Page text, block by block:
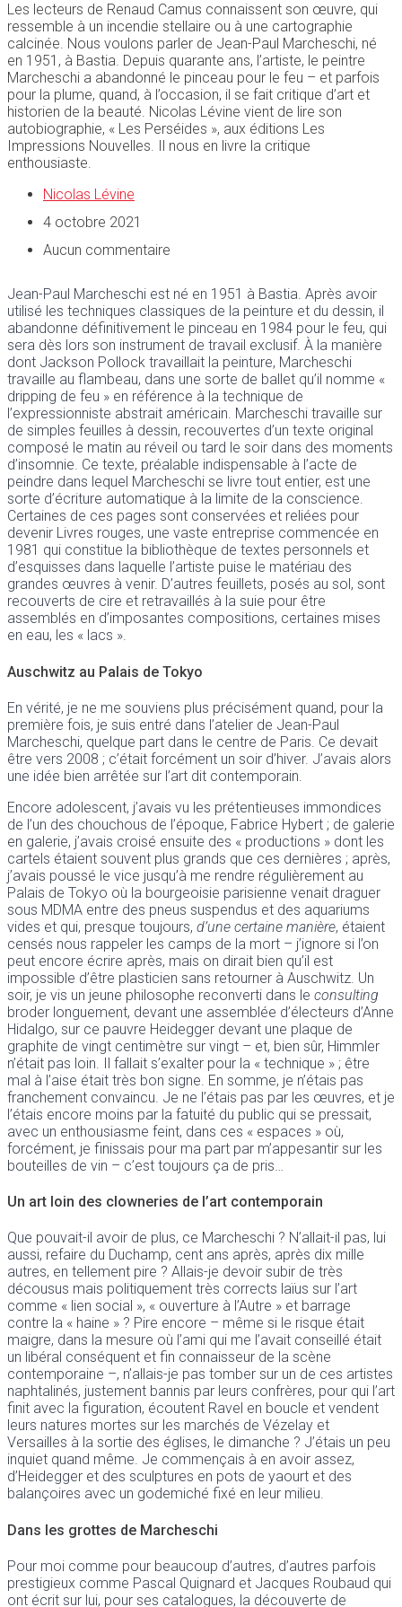
Les lecteurs de Renaud Camus connaissent son œuvre, qui
ressemble à un incendie stellaire ou à une cartographie
calcinée. Nous voulons parler de Jean-Paul Marcheschi, né
en 1951, à Bastia. Depuis quarante ans, l’artiste, le peintre
Marcheschi a abandonné le pinceau pour le feu – et parfois
pour la plume, quand, à l’occasion, il se fait critique d’art et
historien de la beauté. Nicolas Lévine vient de lire son
autobiographie, « Les Perséides », aux éditions Les
Impressions Nouvelles. Il nous en livre la critique
enthousiaste.
Nicolas Lévine
4 octobre 2021
Aucun commentaire
Jean-Paul Marcheschi est né en 1951 à Bastia. Après avoir
utilisé les techniques classiques de la peinture et du dessin, il
abandonne définitivement le pinceau en 1984 pour le feu, qui
sera dès lors son instrument de travail exclusif. À la manière
dont Jackson Pollock travaillait la peinture, Marcheschi
travaille au flambeau, dans une sorte de ballet qu’il nomme «
dripping de feu » en référence à la technique de
l’expressionniste abstrait américain. Marcheschi travaille sur
de simples feuilles à dessin, recouvertes d’un texte original
composé le matin au réveil ou tard le soir dans des moments
d’insomnie. Ce texte, préalable indispensable à l’acte de
peindre dans lequel Marcheschi se livre tout entier, est une
sorte d’écriture automatique à la limite de la conscience.
Certaines de ces pages sont conservées et reliées pour
devenir Livres rouges, une vaste entreprise commencée en
1981 qui constitue la bibliothèque de textes personnels et
d’esquisses dans laquelle l’artiste puise le matériau des
grandes œuvres à venir. D’autres feuillets, posés au sol, sont
recouverts de cire et retravaillés à la suie pour être
assemblés en d’imposantes compositions, certaines mises
en eau, les « lacs ».
Auschwitz au Palais de Tokyo
En vérité, je ne me souviens plus précisément quand, pour la
première fois, je suis entré dans l’atelier de Jean-Paul
Marcheschi, quelque part dans le centre de Paris. Ce devait
être vers 2008 ; c’était forcément un soir d’hiver. J’avais alors
une idée bien arrêtée sur l’art dit contemporain.
Encore adolescent, j’avais vu les prétentieuses immondices
de l’un des chouchous de l’époque, Fabrice Hybert ; de galerie
en galerie, j’avais croisé ensuite des « productions » dont les
cartels étaient souvent plus grands que ces dernières ; après,
j’avais poussé le vice jusqu’à me rendre régulièrement au
Palais de Tokyo où la bourgeoisie parisienne venait draguer
sous MDMA entre des pneus suspendus et des aquariums
vides et qui, presque toujours, d’une certaine manière, étaient
censés nous rappeler les camps de la mort – j’ignore si l’on
peut encore écrire après, mais on dirait bien qu’il est
impossible d’être plasticien sans retourner à Auschwitz. Un
soir, je vis un jeune philosophe reconverti dans le consulting
broder longuement, devant une assemblée d’électeurs d’Anne
Hidalgo, sur ce pauvre Heidegger devant une plaque de
graphite de vingt centimètre sur vingt – et, bien sûr, Himmler
n’était pas loin. Il fallait s’exalter pour la « technique » ; être
mal à l’aise était très bon signe. En somme, je n’étais pas
franchement convaincu. Je ne l’étais pas par les œuvres, et je
l’étais encore moins par la fatuité du public qui se pressait,
avec un enthousiasme feint, dans ces « espaces » où,
forcément, je finissais pour ma part par m’appesantir sur les
bouteilles de vin – c’est toujours ça de pris…
Un art loin des clowneries de l’art contemporain
Que pouvait-il avoir de plus, ce Marcheschi ? N’allait-il pas, lui
aussi, refaire du Duchamp, cent ans après, après dix mille
autres, en tellement pire ? Allais-je devoir subir de très
décousus mais politiquement très corrects laïus sur l’art
comme « lien social », « ouverture à l’Autre » et barrage
contre la « haine » ? Pire encore – même si le risque était
maigre, dans la mesure où l’ami qui me l’avait conseillé était
un libéral conséquent et fin connaisseur de la scène
contemporaine –, n’allais-je pas tomber sur un de ces artistes
naphtalinés, justement bannis par leurs confrères, pour qui l’art
finit avec la figuration, écoutent Ravel en boucle et vendent
leurs natures mortes sur les marchés de Vézelay et
Versailles à la sortie des églises, le dimanche ? J’étais un peu
inquiet quand même. Je commençais à en avoir assez,
d’Heidegger et des sculptures en pots de yaourt et des
balançoires avec un godemiché fixé en leur milieu.
Dans les grottes de Marcheschi
Pour moi comme pour beaucoup d’autres, d’autres parfois
prestigieux comme Pascal Quignard et Jacques Roubaud qui
ont écrit sur lui, pour ses catalogues, la découverte de